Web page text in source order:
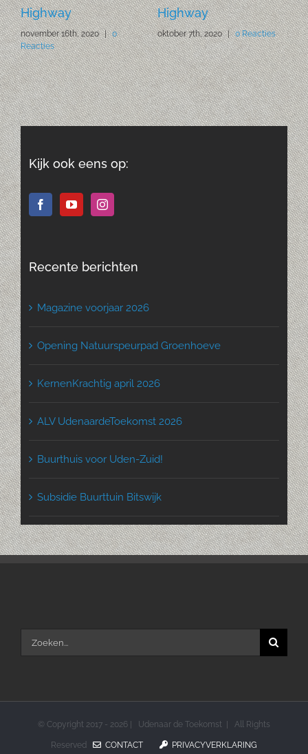
| 0
Highway
oktober 7th, 2020 | 0 Reacties
(beperkt) open
mei 25th, 2020 | 0
Kijk ook eens op:
Recente berichten
Magazine voorjaar 2026
Opening Natuurspeurpad Groenhoeve
KernenKrachtig april 2026
ALV UdenaardeToekomst 2026
Buurthuis voor Uden-Zuid!
Subsidie Buurttuin Bitswijk
Zoeken
© Copyright 2017 - 2026 | Udenaar de Toekomst | All Rights
Reserved CONTACT PRIVACYVERKLARING